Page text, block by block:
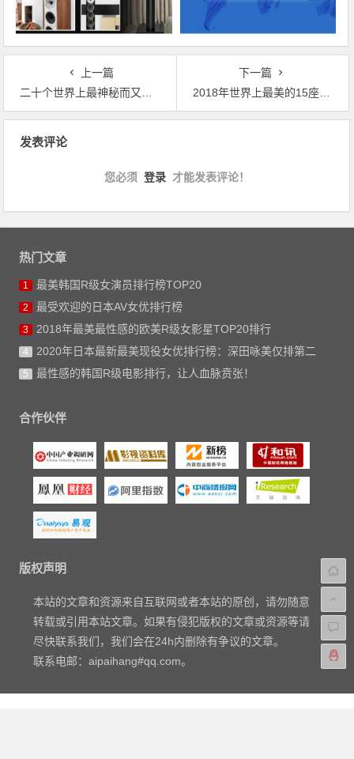
上一篇
二十个世界上最神秘而又恐怖的地方
下一篇
2018年世界上最美的15座岛屿
发表评论
您必须 登录 才能发表评论！
热门文章
1 最美韩国R级女演员排行榜TOP20
2 最受欢迎的日本AV女优排行榜
3 2018年最美最性感的欧美R级女影星TOP20排行
4 2020年日本最新最美现役女优排行榜：深田咏美仅排第二
5 最性感的韩国R级电影排行，让人血脉贲张！
合作伙伴
版权声明
本站的文章和资源来自互联网或者本站的原创，请勿随意
转载或引用本站文章。如果有侵犯版权的文章或资源等请
尽快联系我们，我们会在24h内删除有争议的文章。
联系电邮：aipaihang#qq.com。